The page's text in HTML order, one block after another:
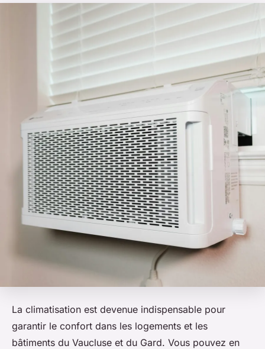
La climatisation est devenue indispensable pour
garantir le confort dans les logements et les
bâtiments du Vaucluse et du Gard. Vous pouvez en